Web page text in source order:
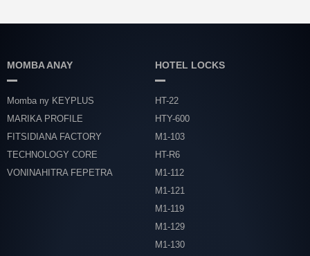
MOMBA ANAY
Momba ny KEYPLUS
MARIKA PROFILE
FITSIDIANA FACTORY
TECHNOLOGY CORE
VONINAHITRA FEPETRA
HOTEL LOCKS
HT-22
HTY-600
M1-103
HT-R6
M1-112
M1-121
M1-119
M1-129
M1-130